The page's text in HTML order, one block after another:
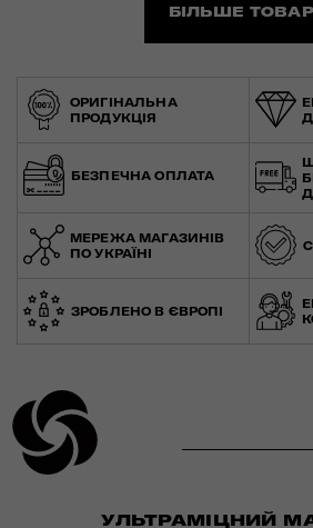
БІЛЬШЕ
ОРИГІНАЛЬНА
ПРОДУКЦІЯ
БЕЗПЕЧНА ОПЛАТА
МЕРЕЖА МАГАЗИНІВ
ПО УКРАЇНІ
ЗРОБЛЕНО В ЄВРОПІ
УЛЬТРАМІЦНИЙ